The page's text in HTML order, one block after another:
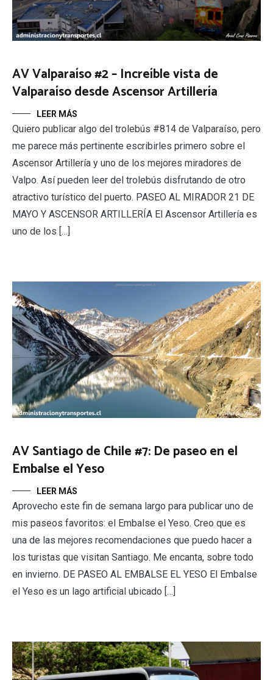
AV Valparaíso #2 – Increíble vista de
Valparaíso desde Ascensor Artillería
LEER MÁS
Quiero publicar algo del trolebús #814 de Valparaíso, pero
me parece más pertinente escribirles primero sobre el
Ascensor Artillería y uno de los mejores miradores de
Valpo. Así pueden leer del trolebús disfrutando de otro
atractivo turístico del puerto. PASEO AL MIRADOR 21 DE
MAYO Y ASCENSOR ARTILLERÍA El Ascensor Artillería es
uno de los […]
AV Santiago de Chile #7: De paseo en el
Embalse el Yeso
LEER MÁS
Aprovecho este fin de semana largo para publicar uno de
mis paseos favoritos: el Embalse el Yeso. Creo que es
una de las mejores recomendaciones que puedo hacer a
los turistas que visitan Santiago. Me encanta, sobre todo
en invierno. DE PASEO AL EMBALSE EL YESO El Embalse
el Yeso es un lago artificial ubicado […]